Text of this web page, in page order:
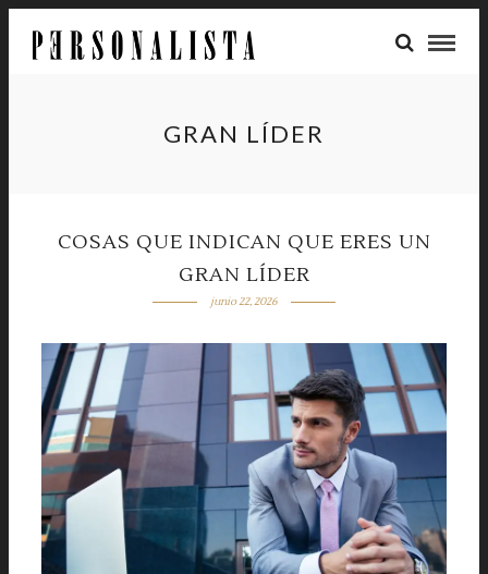
GRAN LÍDER
COSAS QUE INDICAN QUE ERES UN
GRAN LÍDER
junio 22, 2026